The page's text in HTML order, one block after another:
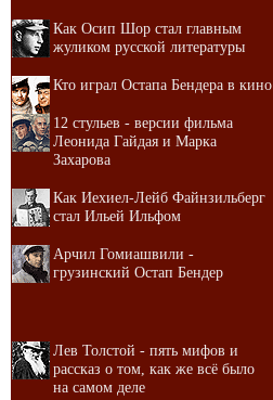
Как Осип Шор стал главным
жуликом русской литературы
Кто играл Остапа Бендера в кино
12 стульев - версии фильма
Леонида Гайдая и Марка
Захарова
Как Иехиел-Лейб Файнзильберг
стал Ильей Ильфом
Арчил Гомиашвили -
грузинский Остап Бендер
Лев Толстой - пять мифов и
рассказ о том, как же всё было
на самом деле